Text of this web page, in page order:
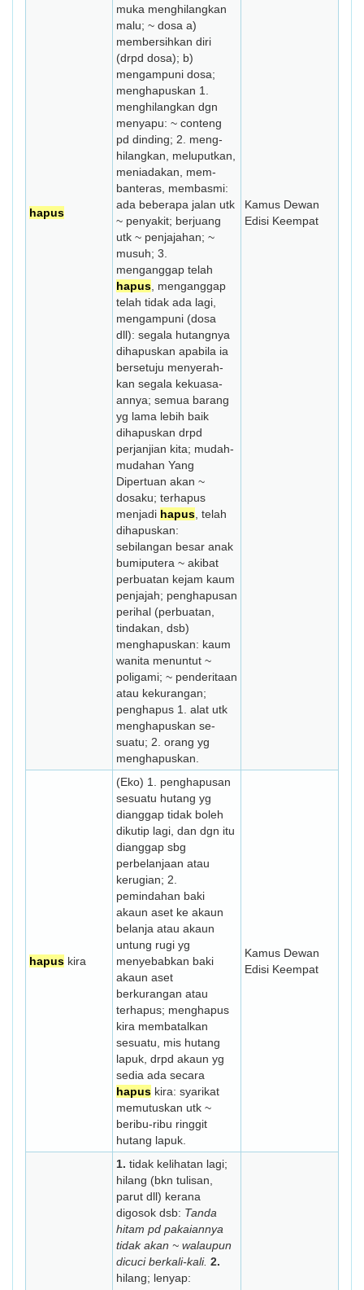
hapus
muka menghilangkan
malu; ~ dosa a)
membersih­kan diri
(drpd dosa); b)
mengampuni dosa;
menghapuskan 1.
menghilangkan dgn
me­nyapu: ~ conteng
pd dinding; 2. meng­
hilangkan, meluputkan,
meniadakan, mem­
banteras, membasmi:
ada beberapa jalan utk
~ penyakit; berjuang
utk ~ penjajahan; ~
musuh; 3.
menganggap telah
hapus , meng­ang­gap
telah tidak ada lagi,
mengampuni (dosa
dll): segala hutangnya
dihapuskan apabila ia
bersetuju menyerah­
kan segala kekuasa­
annya; semua barang
yg lama lebih baik
dihapuskan drpd
perjanjian kita; mudah-
mudahan Yang
Dipertuan akan ~
dosaku; terhapus
menjadi hapus , telah
dihapuskan:
sebilangan besar anak
bumiputera ~ akibat
perbuatan kejam kaum
penjajah; penghapusan
perihal (perbuatan,
tindakan, dsb)
menghapuskan: kaum
wanita menuntut ~
poligami; ~ penderitaan
atau kekurangan;
penghapus 1. alat utk
menghapuskan se­
suatu; 2. orang yg
menghapuskan.
Kamus Dewan
Edisi Keempat
hapus kira
(Eko) 1. penghapusan
sesuatu hutang yg
dianggap tidak boleh
dikutip lagi, dan dgn itu
dianggap sbg
perbelanjaan atau
kerugian; 2.
pemindahan baki
akaun aset ke akaun
belanja atau akaun
untung rugi yg
menyebabkan baki
akaun aset
berkurangan atau
terhapus; menghapus
kira membatalkan
sesuatu, mis hutang
lapuk, drpd akaun yg
sedia ada secara
hapus kira: syarikat
memutuskan utk ~
beribu-ribu ringgit
hutang lapuk.
Kamus Dewan
Edisi Keempat
1. tidak kelihatan lagi;
hilang (bkn tulisan,
parut dll) kerana
digosok dsb: Tanda
hitam pd pakaiannya
tidak akan ~ walaupun
dicuci berkali-kali. 2.
hilang; lenyap: